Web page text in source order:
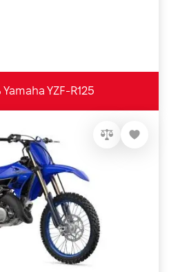
YZF-R125